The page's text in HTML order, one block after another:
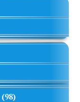
(98)